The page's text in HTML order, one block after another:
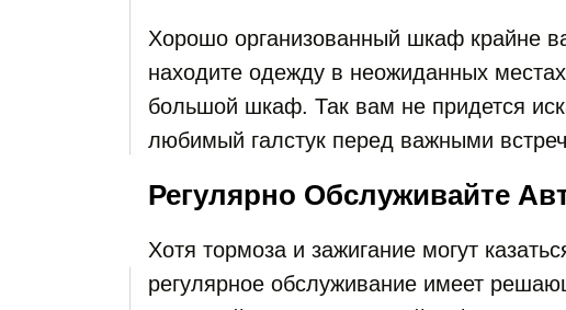
Хорошо организованный шкаф крайне
находите одежду в неожиданных
большой шкаф. Так вам не придется
любимый галстук перед важными
Регулярно Обслуживайте
Хотя тормоза и зажигание могут
регулярное обслуживание имеет